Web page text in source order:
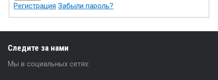
Регистрация Забыли пароль?
Следите за нами
Мы в социальных сетях: